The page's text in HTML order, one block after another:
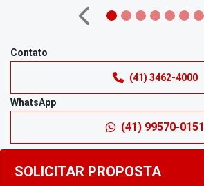
SOLICITAR PROPOSTA
Anterior
Contato
(41) 3462-4000
WhatsApp
(41) 99570-0151